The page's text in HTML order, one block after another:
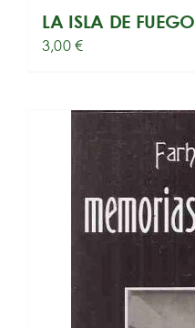
LA ISLA DE FUEGO
3,00€